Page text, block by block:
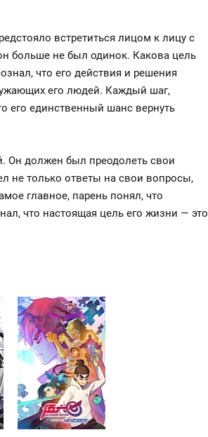
встретиться лицом к лицу с
больше не был одинок. Какова цель
что его действия и решения
его людей. Каждый шаг,
его единственный шанс вернуть
Он должен был преодолеть свои
не только ответы на свои вопросы,
главное, парень понял, что
что настоящая цель его жизни — это